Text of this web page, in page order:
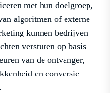
met hun doelgroep,
algoritmen of externe
kunnen bedrijven
versturen op basis
van de ontvanger,
en conversie